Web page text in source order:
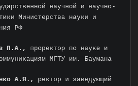
научной и научно-
Министерства науки и
РФ
П.А., проректор по науке и
МГТУ им. Баумана
А.Я., ректор и заведующий